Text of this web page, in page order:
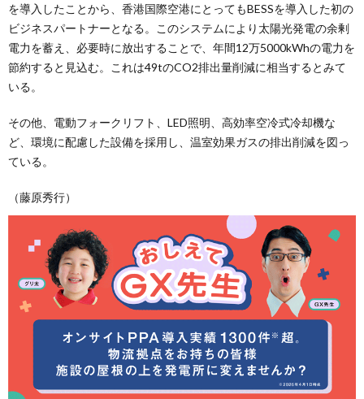
を導入したことから、香港国際空港にとってもBESSを導入した初の
ビジネスパートナーとなる。このシステムにより太陽光発電の余剰
電力を蓄え、必要時に放出することで、年間12万5000kWhの電力を
節約すると見込む。これは49tのCO2排出量削減に相当するとみて
いる。
その他、電動フォークリフト、LED照明、高効率空冷式冷却機な
ど、環境に配慮した設備を採用し、温室効果ガスの排出削減を図っ
ている。
（藤原秀行）